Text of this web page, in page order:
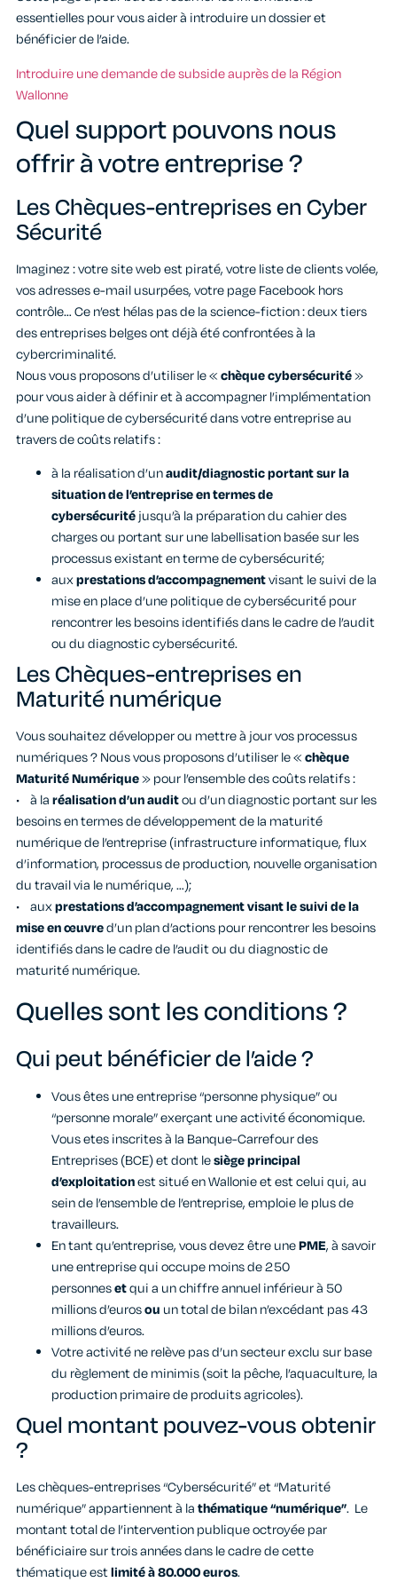
essentielles pour vous aider à introduire un dossier et
bénéficier de l’aide.
Introduire une demande de subside auprès de la Région
Wallonne
Quel support pouvons nous
offrir à votre entreprise ?
Les Chèques-entreprises en Cyber
Sécurité
Imaginez : votre site web est piraté, votre liste de clients volée,
vos adresses e-mail usurpées, votre page Facebook hors
contrôle… Ce n’est hélas pas de la science-fiction : deux tiers
des entreprises belges ont déjà été confrontées à la
cybercriminalité.
Nous vous proposons d’utiliser le «chèque cybersécurité»
pour vous aider à définir et à accompagner l’implémentation
d’une politique de cybersécurité dans votre entreprise au
travers de coûts relatifs :
à la réalisation d’unaudit/diagnostic portant sur la
situation de l’entreprise en termes de
cybersécuritéjusqu’à la préparation du cahier des
charges ou portant sur une labellisation basée sur les
processus existant en terme de cybersécurité;
auxprestations d’accompagnementvisant le suivi de la
mise en place d’une politique de cybersécurité pour
rencontrer les besoins identifiés dans le cadre de l’audit
ou du diagnostic cybersécurité.
Les Chèques-entreprises en
Maturité numérique
Vous souhaitez développer ou mettre à jour vos processus
numériques ? Nous vous proposons d’utiliser le «chèque
Maturité Numérique» pour l’ensemble des coûts relatifs :
• à laréalisation d’un auditou d’un diagnostic portant sur les
besoins en termes de développement de la maturité
numérique de l’entreprise (infrastructure informatique, flux
d’information, processus de production, nouvelle organisation
du travail via le numérique, …);
• auxprestations d’accompagnement visant le suivi de la
mise en œuvred’un plan d’actions pour rencontrer les besoins
identifiés dans le cadre de l’audit ou du diagnostic de
maturité numérique.
Quelles sont les conditions ?
Qui peut bénéficier de l’aide ?
Vous êtes une entreprise “personne physique” ou
“personne morale” exerçant une activité économique.
Vous etes inscrites à la Banque-Carrefour des
Entreprises (BCE) et dont lesiège principal
d’exploitationest situé en Wallonie et est celui qui, au
sein de l’ensemble de l’entreprise, emploie le plus de
travailleurs.
En tant qu’entreprise, vous devez être unePME, à savoir
une entreprise qui occupe moins de 250
personnesetqui a un chiffre annuel inférieur à 50
millions d’eurosou un total de bilan n’excédant pas 43
millions d’euros.
Votre activité ne relève pas d’un secteur exclu sur base
du règlement de minimis (soit la pêche, l’aquaculture, la
production primaire de produits agricoles).
Quel montant pouvez-vous obtenir
?
Les chèques-entreprises “Cybersécurité” et “Maturité
numérique” appartiennent à lathématique “numérique”. Le
montant total de l’intervention publique octroyée par
bénéficiaire sur trois années dans le cadre de cette
thématique estlimité à 80.000 euros.